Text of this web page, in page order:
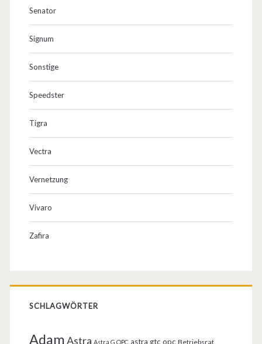
Senator
Signum
Sonstige
Speedster
Tigra
Vectra
Vernetzung
Vivaro
Zafira
SCHLAGWÖRTER
AdamAstra Astra G OPC astra gtc opc Betriebsrat